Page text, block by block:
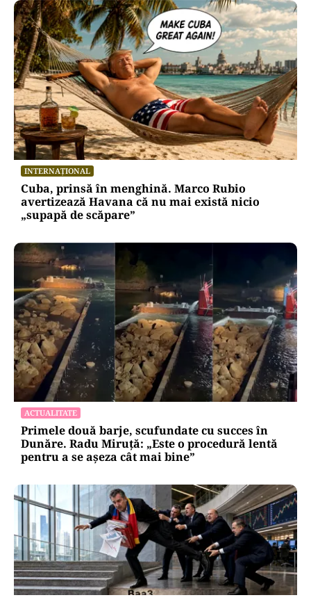
INTERNAȚIONAL
Cuba, prinsă în menghină. Marco Rubio
avertizează Havana că nu mai există nicio
„supapă de scăpare”
ACTUALITATE
Primele două barje, scufundate cu succes în
Dunăre. Radu Miruță: „Este o procedură lentă
pentru a se așeza cât mai bine”